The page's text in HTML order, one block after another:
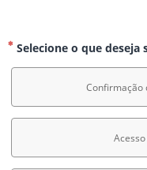
Selecione o que
Confirmação